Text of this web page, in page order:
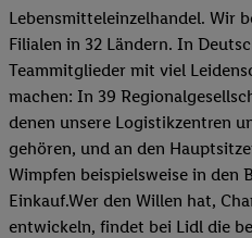
Lebensmitteleinzelhandel. Wir
Filialen in 32 Ländern. In
Teammitglieder mit viel
machen: In 39
denen unsere Logistikzentren
gehören, und an den
Wimpfen beispielsweise in den
Einkauf.Wer den Willen hat,
entwickeln, findet bei Lidl die